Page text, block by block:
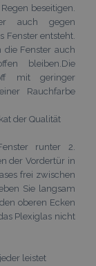
beseitigen.
auch gegen
Fenster entsteht.
Fenster auch
bleiben.Die
mit geringer
Rauchfarbe
der Qualität
runter 2.
der Vordertür in
frei zwischen
Sie langsam
oberen Ecken
Plexiglas nicht
leistet